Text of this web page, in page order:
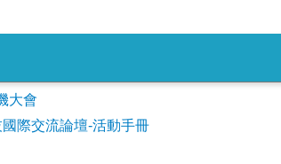
大會
際交流論壇-活動手冊